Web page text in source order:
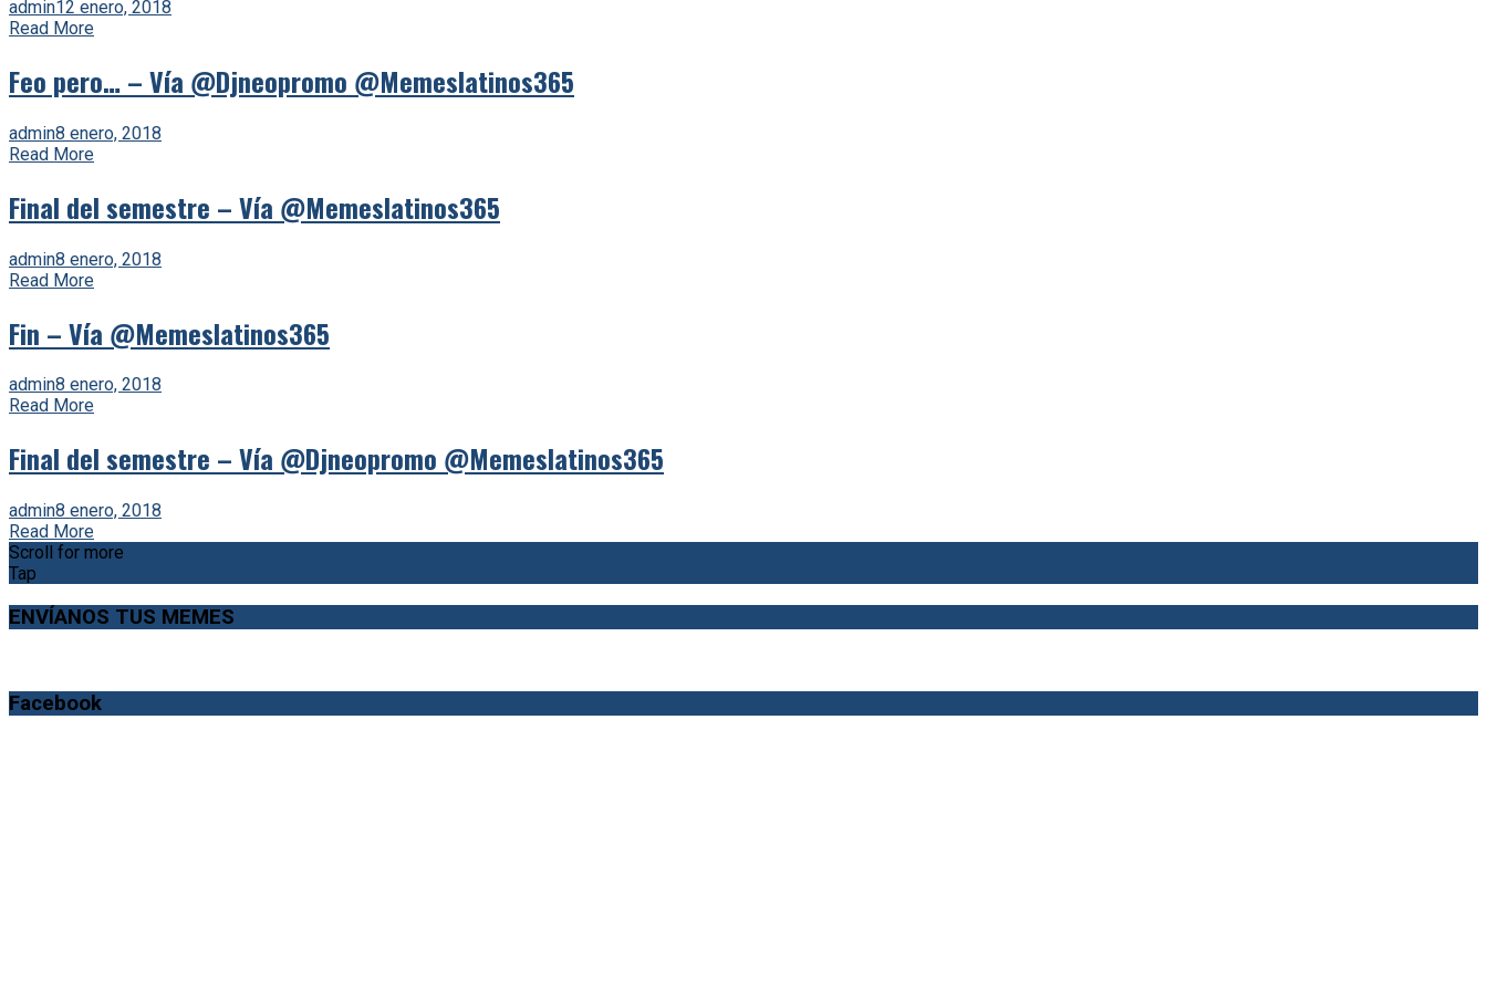
admin12 enero, 2018
Read More
Feo pero… – Vía @Djneopromo @Memeslatinos365
admin8 enero, 2018
Read More
Final del semestre – Vía @Memeslatinos365
admin8 enero, 2018
Read More
Fin – Vía @Memeslatinos365
admin8 enero, 2018
Read More
Final del semestre – Vía @Djneopromo @Memeslatinos365
admin8 enero, 2018
Read More
Scroll for more
Tap
ENVÍANOS TUS MEMES
Facebook